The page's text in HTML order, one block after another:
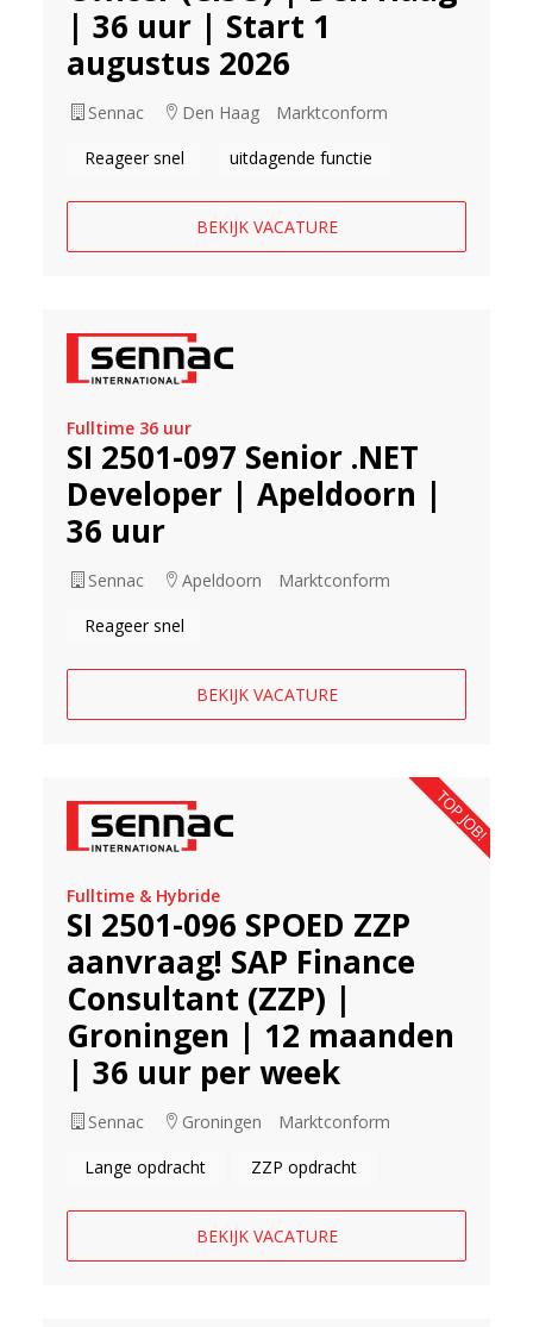
| 36 uur | Start 1
augustus 2026
Sennac Den Haag
Marktconform
Reageer snel
uitdagende functie
BEKIJK VACATURE
Fulltime 36 uur
SI 2501-097 Senior .NET
Developer | Apeldoorn |
36 uur
Sennac Apeldoorn
Marktconform
Reageer snel
BEKIJK VACATURE
Fulltime & Hybride
SI 2501-096 SPOED ZZP
aanvraag! SAP Finance
Consultant (ZZP) |
Groningen | 12 maanden
| 36 uur per week
Sennac Groningen
Marktconform
Lange opdracht
ZZP opdracht
BEKIJK VACATURE
TOP JOB!